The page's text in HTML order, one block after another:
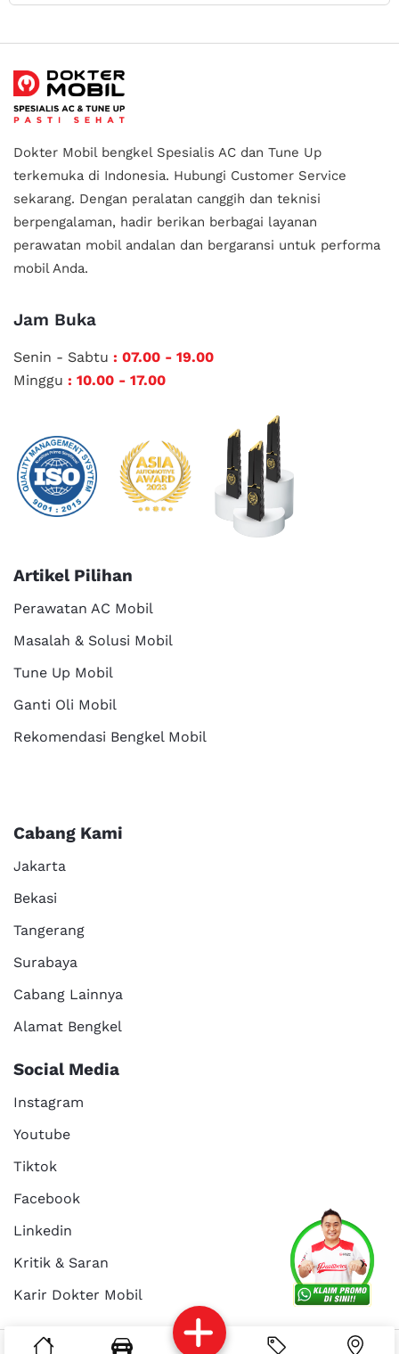
Services About Us
Kritik dan
Reservasi Career
Dokter Mobil bengkel Spesialis AC dan Tune Up
terkemuka di Indonesia. Hubungi Customer Service
sekarang. Dengan peralatan canggih dan teknisi
berpengalaman, hadir berikan berbagai layanan
perawatan mobil andalan dan bergaransi untuk performa
mobil Anda.
Jam Buka
Senin - Sabtu : 07.00 - 19.00
Minggu : 10.00 - 17.00
Artikel Pilihan
Perawatan AC Mobil
Masalah & Solusi Mobil
Tune Up Mobil
Ganti Oli Mobil
Rekomendasi Bengkel Mobil
Cabang Kami
Jakarta
Bekasi
Tangerang
Surabaya
Cabang Lainnya
Alamat Bengkel
Social Media
Instagram
Youtube
Tiktok
Facebook
Linkedin
Kritik & Saran
Karir Dokter Mobil